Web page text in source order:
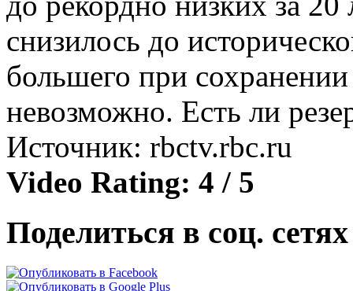
снизилось до
большего при
невозможно. Есть ли
Источник: rbctv.rbc.ru
Video Rating: 4 / 5
Поделиться в соц. сетях